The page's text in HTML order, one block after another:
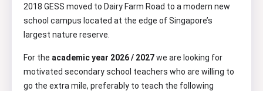
2018 GESS moved to Dairy Farm Road to a modern new
school campus located at the edge of Singapore’s
largest nature reserve.
For the academic year 2026 / 2027we are looking for
motivated secondary school teachers who are willing to
go the extra mile, preferably to teach the following